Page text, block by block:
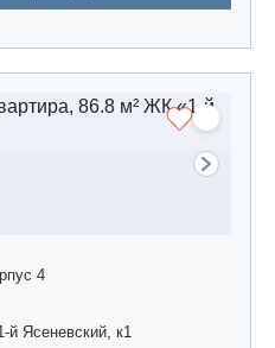
4
й Ясеневский, к1